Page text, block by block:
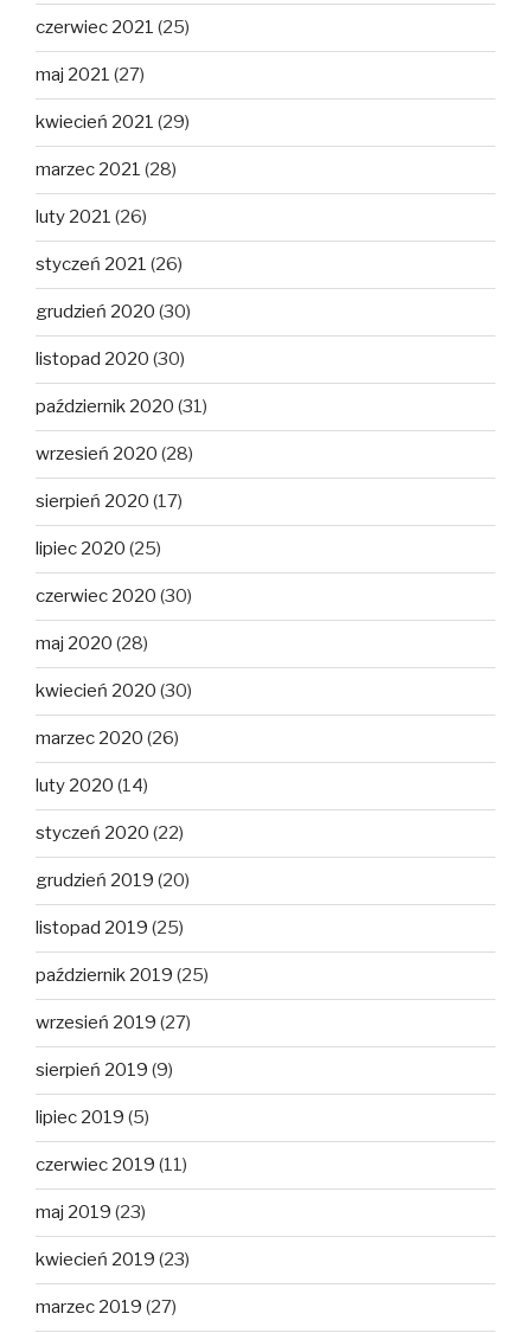
czerwiec 2021 (25)
maj 2021 (27)
kwiecień 2021 (29)
marzec 2021 (28)
luty 2021 (26)
styczeń 2021 (26)
grudzień 2020 (30)
listopad 2020 (30)
październik 2020 (31)
wrzesień 2020 (28)
sierpień 2020 (17)
lipiec 2020 (25)
czerwiec 2020 (30)
maj 2020 (28)
kwiecień 2020 (30)
marzec 2020 (26)
luty 2020 (14)
styczeń 2020 (22)
grudzień 2019 (20)
listopad 2019 (25)
październik 2019 (25)
wrzesień 2019 (27)
sierpień 2019 (9)
lipiec 2019 (5)
czerwiec 2019 (11)
maj 2019 (23)
kwiecień 2019 (23)
marzec 2019 (27)